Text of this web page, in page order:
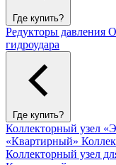
Где купить?
Редукторы давления
гидроудара
Где купить?
Коллекторный узел
«Квартирный»
Коллекторный узел